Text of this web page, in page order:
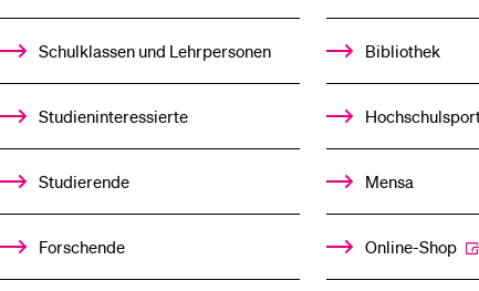
%1$S
UNTERMENÜ
Schulklassen und Lehrpersonen
Studieninteressierte
Studierende
Forschende
Bibliothek
Mensa
Online-Shop